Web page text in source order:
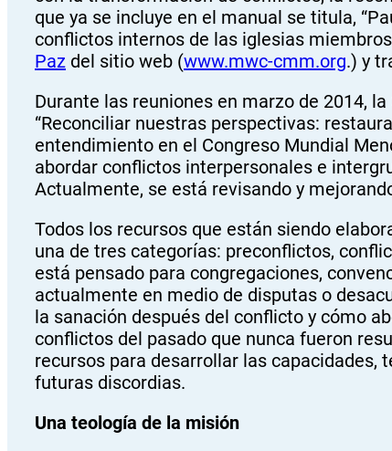
que ya se incluye en el manual se titula,
conflictos internos de las iglesias
Paz del sitio web (www.mwc-cmm.org.) y
Durante las reuniones en marzo de 2014,
“Reconciliar nuestras perspectivas:
entendimiento en el Congreso Mundial
abordar conflictos interpersonales e
Actualmente, se está revisando y
Todos los recursos que están siendo
una de tres categorías: preconflictos,
está pensado para congregaciones,
actualmente en medio de disputas o
la sanación después del conflicto y cómo
conflictos del pasado que nunca fueron
recursos para desarrollar las capacidades,
futuras discordias.
Una teología de la misión